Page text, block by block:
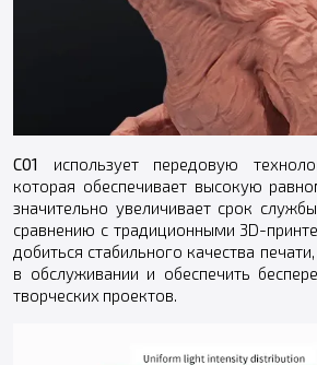
C01 использует передовую
которая обеспечивает высокую
значительно увеличивает срок
сравнению с традиционными 3D-
добиться стабильного качества
в обслуживании и обеспечить
творческих проектов.